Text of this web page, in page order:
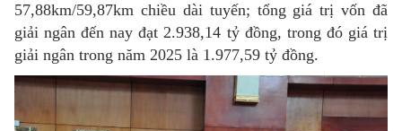
57,88km/59,87km chiều dài tuyến; tổng giá trị vốn đã
giải ngân đến nay đạt 2.938,14 tỷ đồng, trong đó giá trị
giải ngân trong năm 2025 là 1.977,59 tỷ đồng.